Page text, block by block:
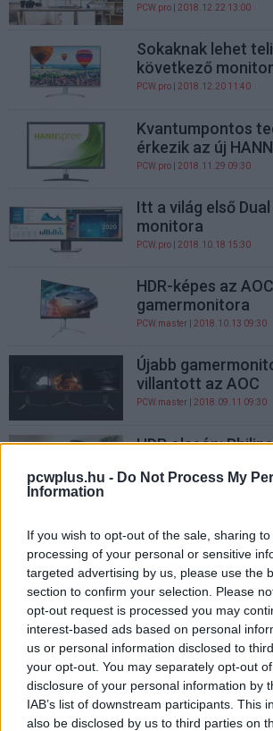
pcwplus.hu - Do Not Process My
Information
If you wish to opt-out of the sale, sharing
processing of your personal or sensitive
targeted advertising by us, please use the
section to confirm your selection. Please
opt-out request is processed you may
interest-based ads based on personal
us or personal information disclosed to
your opt-out. You may separately opt-out
disclosure of your personal information by
IAB’s list of downstream participants. This
also be disclosed by us to third parties on
PCW.pro | 2018.12.22 13:00
Sokaknak lehet
következő
PCW.pro | 2018.12.20 11:40
Kvantumpontos
érkezik az új
PCW.pro | 2018.11.29 09:30
Itt a világ első Dual
monitora
PCW.pro | 2018.10.18 15:30
HDR-képes az
gamermonitora
PCW.master | 2018.10.13 09:30
Újabb
villantott az AOC
PCW.master | 2018.09.11 09:30
HDR olcsón:
PCW.pro| 2018.03.28 12:00
monitor
PCW.master | 2017.11.20 15:00
Így állítsd be a
Note 8 WQHD+
| 2017.09.13 16:30
Itt az LG G6 QHD+
| 2017.01.11 07:00